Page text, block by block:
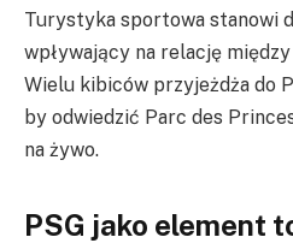
Turystyka sportowa stanowi
wpływający na relację
Wielu kibiców przyjeżdża do
by odwiedzić Parc des
na żywo.
PSG jako element